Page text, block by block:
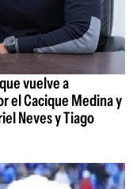
vuelve a
el Cacique Medina y
Neves y Tiago